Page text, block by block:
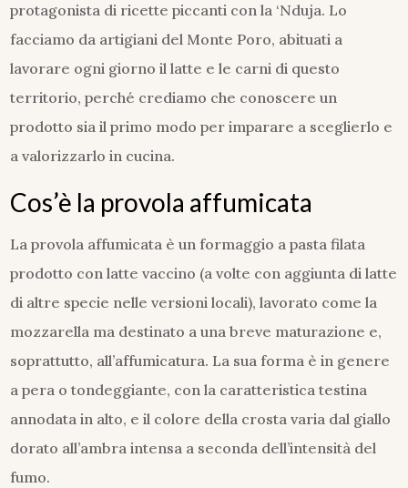
protagonista di ricette piccanti con la ‘Nduja. Lo
facciamo da artigiani del Monte Poro, abituati a
lavorare ogni giorno il latte e le carni di questo
territorio, perché crediamo che conoscere un
prodotto sia il primo modo per imparare a sceglierlo e
a valorizzarlo in cucina.
Cos’è la provola affumicata
La provola affumicata è un formaggio a pasta filata
prodotto con latte vaccino (a volte con aggiunta di latte
di altre specie nelle versioni locali), lavorato come la
mozzarella ma destinato a una breve maturazione e,
soprattutto, all’affumicatura. La sua forma è in genere
a pera o tondeggiante, con la caratteristica testina
annodata in alto, e il colore della crosta varia dal giallo
dorato all’ambra intensa a seconda dell’intensità del
fumo.